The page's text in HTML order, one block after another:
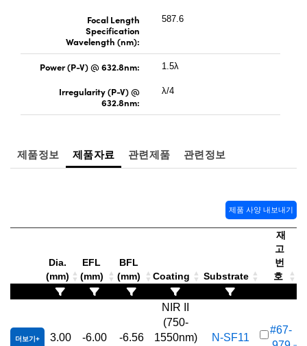
Components
(UFI)
Focal Length
Specification
Wavelength (nm):
587.6
Power (P-V) @ 632.8nm: 1.5λ
Irregularity (P-V) @
632.8nm:
λ/4
제품정보 제품자료 관련제품 관련정보
제품 사양 내보내기
Dia.
(mm)
EFL
(mm)
BFL
(mm)
Coating Substrate
재
고
번
호
더보기 3.00 -6.00 -6.56
NIR II
(750-
1550nm)
N-SF11
#67-